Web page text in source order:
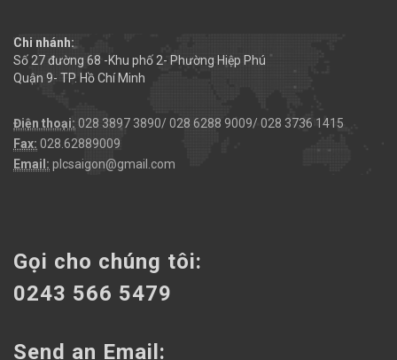
Chi nhánh:
Số 27 đường 68 -Khu phố 2- Phường Hiệp Phú
Quận 9- TP. Hồ Chí Minh
Điện thoại: 028 3897 3890/ 028 6288 9009/ 028 3736 1415
Fax: 028.62889009
Email: plcsaigon@gmail.com
Gọi cho chúng tôi:
0243 566 5479
Send an Email: